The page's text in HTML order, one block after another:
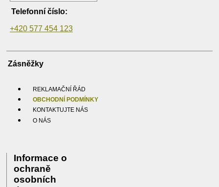
Telefonní číslo:
+420 577 454 123
Zásněžky
REKLAMAČNÍ ŘÁD
OBCHODNÍ PODMÍNKY
KONTAKTUJTE NÁS
O NÁS
Informace o
ochraně
osobních